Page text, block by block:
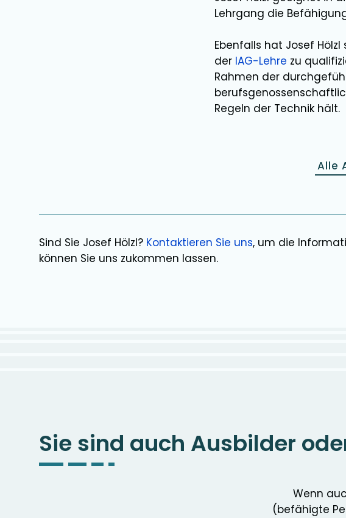
Lehrgang die
Ebenfalls hat Josef Hölzl
der IAG-Lehre zu
Rahmen der
Regeln der Technik hält.
Alle
Sind Sie Josef Hölzl? Kontaktieren Sie uns, um die
können Sie uns zukommen lassen.
Sie sind auch Ausbilder
Wenn
(befähigte